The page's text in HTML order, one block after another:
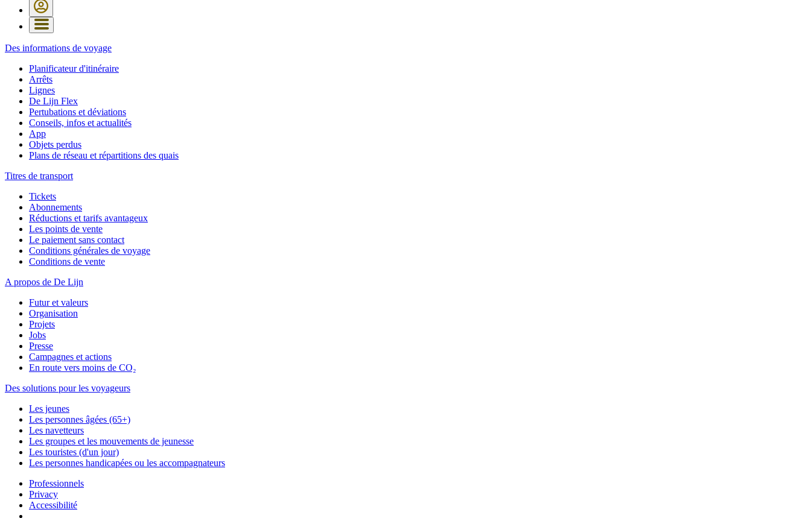
Des informations de voyage
Planificateur d'itinéraire
Arrêts
Lignes
De Lijn Flex
Pertubations et déviations
Conseils, infos et actualités
App
Objets perdus
Plans de réseau et répartitions des quais
Titres de transport
Tickets
Abonnements
Réductions et tarifs avantageux
Les points de vente
Le paiement sans contact
Conditions générales de voyage
Conditions de vente
A propos de De Lijn
Futur et valeurs
Organisation
Projets
Jobs
Presse
Campagnes et actions
En route vers moins de CO₂
Des solutions pour les voyageurs
Les jeunes
Les personnes âgées (65+)
Les navetteurs
Les groupes et les mouvements de jeunesse
Les touristes (d'un jour)
Les personnes handicapées ou les accompagnateurs
Professionnels
Privacy
Accessibilité